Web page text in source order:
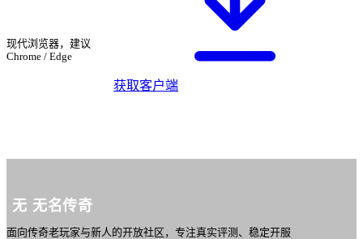
现代浏览器，建议
Chrome / Edge
获取客户端
无 无名传奇
面向传奇老玩家与新人的开放社区，专注真实评测、稳定开服